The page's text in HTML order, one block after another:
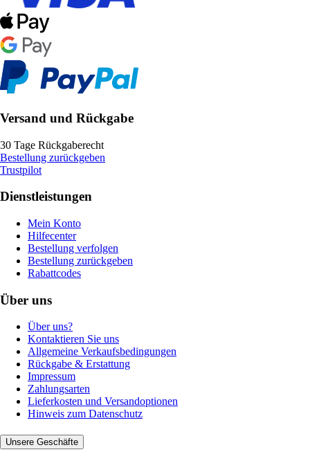
Versand und Rückgabe
30 Tage Rückgaberecht
Bestellung zurückgeben
Trustpilot
Dienstleistungen
Mein Konto
Hilfecenter
Bestellung verfolgen
Bestellung zurückgeben
Rabattcodes
Über uns
Über uns?
Kontaktieren Sie uns
Allgemeine Verkaufsbedingungen
Rückgabe & Erstattung
Impressum
Zahlungsarten
Lieferkosten und Versandoptionen
Hinweis zum Datenschutz
Unsere Geschäfte